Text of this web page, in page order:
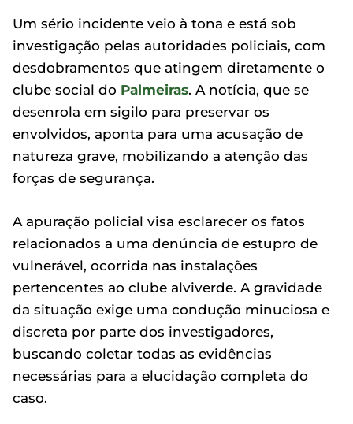
Um sério incidente veio à tona e está sob
investigação pelas autoridades policiais, com
desdobramentos que atingem diretamente o
clube social do Palmeiras. A notícia, que se
desenrola em sigilo para preservar os
envolvidos, aponta para uma acusação de
natureza grave, mobilizando a atenção das
forças de segurança.
A apuração policial visa esclarecer os fatos
relacionados a uma denúncia de estupro de
vulnerável, ocorrida nas instalações
pertencentes ao clube alviverde. A gravidade
da situação exige uma condução minuciosa e
discreta por parte dos investigadores,
buscando coletar todas as evidências
necessárias para a elucidação completa do
caso.